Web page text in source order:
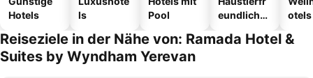
Hotels
ls
Pool
eundliche
otels
Reiseziele in der Nähe von: Ramada Hotel &
Suites by Wyndham Yerevan